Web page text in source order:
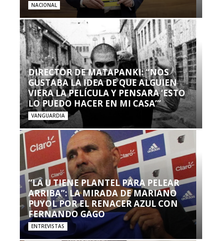
NACIONAL
DIRECTOR DE MATAPANKI: “NOS
GUSTABA LA IDEA DE QUE ALGUIEN
VIERA LA PELÍCULA Y PENSARA ‘ESTO
LO PUEDO HACER EN MI CASA’”
VANGUARDIA
“LA U TIENE PLANTEL PARA PELEAR
ARRIBA”: LA MIRADA DE MARIANO
PUYOL POR EL RENACER AZUL CON
FERNANDO GAGO
ENTREVISTAS